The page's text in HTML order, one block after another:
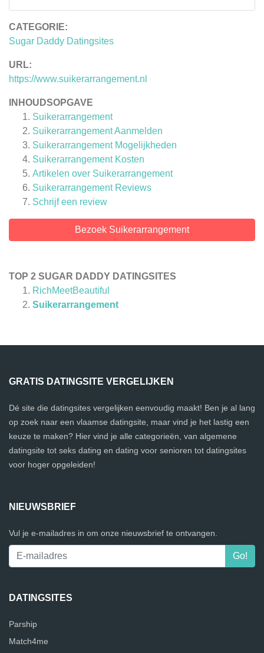
CATEGORIE:
Sugar Daddy Datingsites
URL:
https://www.suikerarrangement.nl
INHOUDSOPGAVE
Suikerarrangement
Suikerarrangement Aanmelden
Suikerarrangement Mogelijkheden
Suikerarrangement Kosten
Artikelen over Suikerarrangement
SuikerarrangementReviews
Schrijf een review
Bezoek Suikerarrangement
TOP 2 SUGAR DADDY DATINGSITES
RichMeetBeautiful
Suikerarrangement
GRATIS DATINGSITE VERGELIJKEN
Dé site die datingsites vergelijken eenvoudig maakt! Ben je al lang
op zoek naar een vlaamse datingsite, maar vind je het lastig een
keuze te maken? Hier vind je alle categorieën, van algemene
datingsite tot seks dating en dating voor senioren tot datingsites
voor hoger opgeleiden!
NIEUWSBRIEF
Vul je e-mailadres in om onze nieuwsbrief te ontvangen.
DATINGSITES
Parship
Match4me